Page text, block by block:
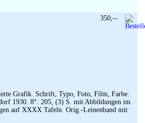
Grafik. Schrift, Typo, Foto, Film, Farbe.
1930. 8°. 205, (3) S. mit Abbildungen im
auf XXXX Tafeln. Orig.-Leinenband mit
350,--